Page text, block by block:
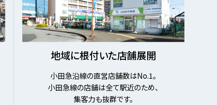
地域に根付いた店舗展開
小田急沿線の直営店舗数はNo.1。
小田急線の店舗は全て駅近のため、
集客力も抜群です。